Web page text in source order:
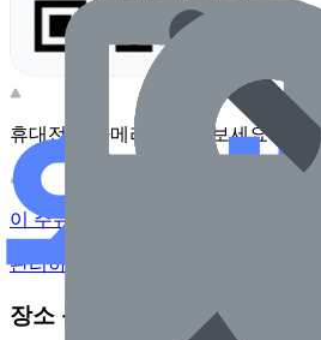
휴대전화 카메라로 찍어보세요
이 주유소의 사장님이신가요?
관리하기
장소 근처 주유소